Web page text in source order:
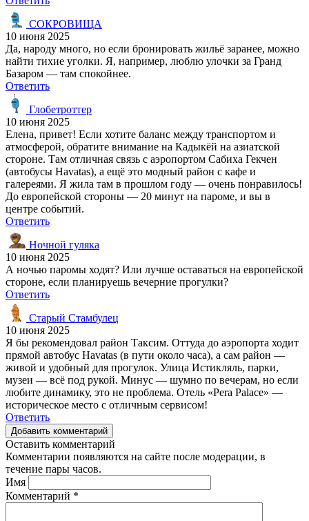
СОКРОВИЩА
10 июня 2025
Да, народу много, но если бронировать жильё заранее, можно
найти тихие уголки. Я, например, люблю улочки за Гранд
Базаром — там спокойнее.
Ответить
Глобетроттер
10 июня 2025
Елена, привет! Если хотите баланс между транспортом и
атмосферой, обратите внимание на Кадыкёй на азиатской
стороне. Там отличная связь с аэропортом Сабиха Гекчен
(автобусы Havatas), а ещё это модный район с кафе и
галереями. Я жила там в прошлом году — очень понравилось!
До европейской стороны — 20 минут на пароме, и вы в
центре событий.
Ответить
Ночной гуляка
10 июня 2025
А ночью паромы ходят? Или лучше оставаться на европейской
стороне, если планируешь вечерние прогулки?
Ответить
Старый Стамбулец
10 июня 2025
Я бы рекомендовал район Таксим. Оттуда до аэропорта ходит
прямой автобус Havatas (в пути около часа), а сам район —
живой и удобный для прогулок. Улица Истикляль, парки,
музеи — всё под рукой. Минус — шумно по вечерам, но если
любите динамику, это не проблема. Отель «Pera Palace» —
историческое место с отличным сервисом!
Ответить
Добавить комментарий
Оставить комментарий
Комментарии появляются на сайте после модерации, в
течение пары часов.
Имя
Комментарий *